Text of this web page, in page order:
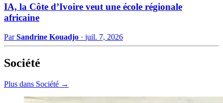
IA, la Côte d’Ivoire veut une école régionale
africaine
ParSandrine Kouadjo · juil. 7, 2026
Société
Plus dans Société →